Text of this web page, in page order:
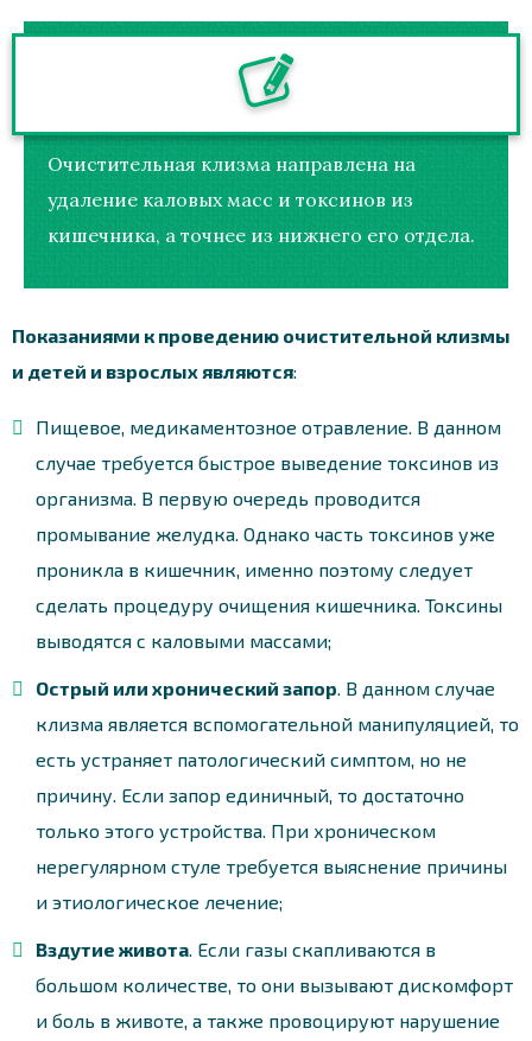
Очистительная клизма направлена на
удаление каловых масс и токсинов из
кишечника, а точнее из нижнего его отдела.
Показаниями к проведению очистительной клизмы
и детей и взрослых являются:
Пищевое, медикаментозное отравление. В данном
случае требуется быстрое выведение токсинов из
организма. В первую очередь проводится
промывание желудка. Однако часть токсинов уже
проникла в кишечник, именно поэтому следует
сделать процедуру очищения кишечника. Токсины
выводятся с каловыми массами;
Острый или хронический запор. В данном случае
клизма является вспомогательной манипуляцией, то
есть устраняет патологический симптом, но не
причину. Если запор единичный, то достаточно
только этого устройства. При хроническом
нерегулярном стуле требуется выяснение причины
и этиологическое лечение;
Вздутие живота. Если газы скапливаются в
большом количестве, то они вызывают дискомфорт
и боль в животе, а также провоцируют нарушение